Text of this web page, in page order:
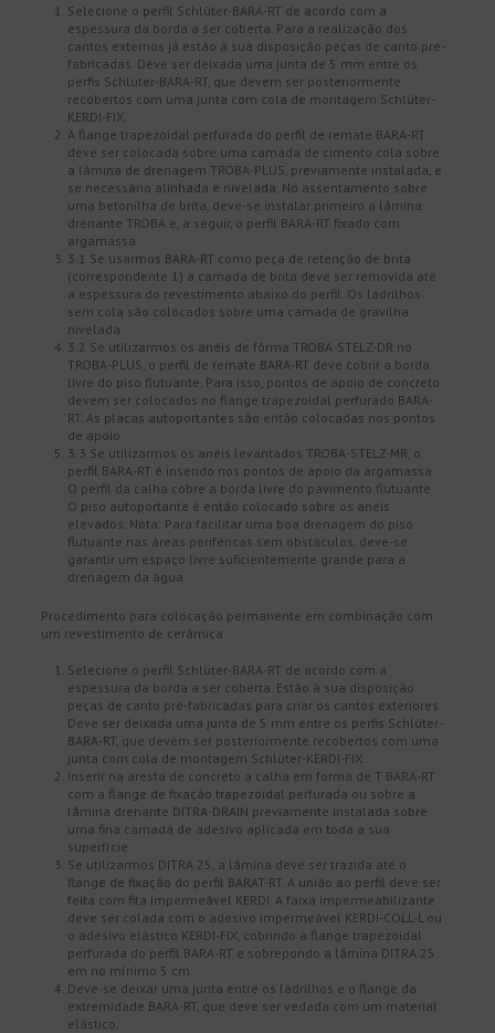
Selecione o perfil Schlüter-BARA-RT de acordo com a
espessura da borda a ser coberta. Para a realização dos
cantos externos já estão à sua disposição peças de canto pré-
fabricadas. Deve ser deixada uma junta de 5 mm entre os
perfis Schlüter-BARA-RT, que devem ser posteriormente
recobertos com uma junta com cola de montagem Schlüter-
KERDI-FIX.
A flange trapezoidal perfurada do perfil de remate BARA-RT
deve ser colocada sobre uma camada de cimento cola sobre
a lâmina de drenagem TROBA-PLUS, previamente instalada, e
se necessário alinhada e nivelada. No assentamento sobre
uma betonilha de brita, deve-se instalar primeiro a lâmina
drenante TROBA e, a seguir, o perfil BARA-RT fixado com
argamassa.
3.1 Se usarmos BARA-RT como peça de retenção de brita
(correspondente 1) a camada de brita deve ser removida até
a espessura do revestimento abaixo do perfil. Os ladrilhos
sem cola são colocados sobre uma camada de gravilha
nivelada.
3.2 Se utilizarmos os anéis de fôrma TROBA-STELZ-DR no
TROBA-PLUS, o perfil de remate BARA-RT deve cobrir a borda
livre do piso flutuante. Para isso, pontos de apoio de concreto
devem ser colocados no flange trapezoidal perfurado BARA-
RT. As placas autoportantes são então colocadas nos pontos
de apoio.
3.3 Se utilizarmos os anéis levantados TROBA-STELZ-MR, o
perfil BARA-RT é inserido nos pontos de apoio da argamassa.
O perfil da calha cobre a borda livre do pavimento flutuante.
O piso autoportante é então colocado sobre os anéis
elevados. Nota: Para facilitar uma boa drenagem do piso
flutuante nas áreas periféricas sem obstáculos, deve-se
garantir um espaço livre suficientemente grande para a
drenagem da água.
Procedimento para colocação permanente em combinação com
um revestimento de cerâmica
Selecione o perfil Schlüter-BARA-RT de acordo com a
espessura da borda a ser coberta. Estão à sua disposição
peças de canto pré-fabricadas para criar os cantos exteriores.
Deve ser deixada uma junta de 5 mm entre os perfis Schlüter-
BARA-RT, que devem ser posteriormente recobertos com uma
junta com cola de montagem Schlüter-KERDI-FIX.
Inserir na aresta de concreto a calha em forma de T BARA-RT
com a flange de fixação trapezoidal perfurada ou sobre a
lâmina drenante DITRA-DRAIN previamente instalada sobre
uma fina camada de adesivo aplicada em toda a sua
superfície.
Se utilizarmos DITRA 25, a lâmina deve ser trazida até o
flange de fixação do perfil BARAT-RT. A união ao perfil deve ser
feita com fita impermeável KERDI. A faixa impermeabilizante
deve ser colada com o adesivo impermeável KERDI-COLL-L ou
o adesivo elástico KERDI-FIX, cobrindo a flange trapezoidal
perfurada do perfil BARA-RT e sobrepondo a lâmina DITRA 25
em no mínimo 5 cm.
Deve-se deixar uma junta entre os ladrilhos e o flange da
extremidade BARA-RT, que deve ser vedada com um material
elástico.